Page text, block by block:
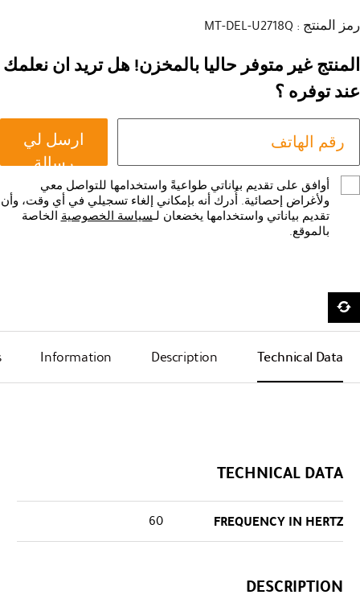
رمز المنتج : MT-DEL-U2718Q
المنتج غير متوفر حاليا بالمخزن! هل تريد ان نعلمك
عند توفره ؟
ارسل لي
رسالة
أوافق على تقديم بياناتي طواعيةً واستخدامها للتواصل معي
ولأغراض إحصائية. أُدرك أنه بإمكاني إلغاء تسجيلي في أي وقت، وأن
تقديم بياناتي واستخدامها يخضعان لـسياسة الخصوصية الخاصة
بالموقع.
Technical Data
Description
Information
TECHNICAL DATA
FREQUENCY IN HERTZ
60
DESCRIPTION